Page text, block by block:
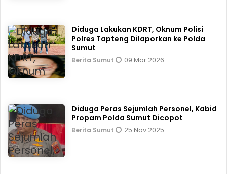
Diduga Lakukan KDRT, Oknum Polisi
Polres Tapteng Dilaporkan ke Polda
Sumut
Berita Sumut 09 Mar 2026
Diduga Peras Sejumlah Personel, Kabid
Propam Polda Sumut Dicopot
Berita Sumut 25 Nov 2025